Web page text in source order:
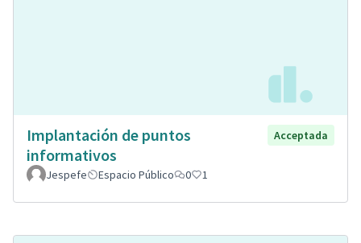
Implantación de puntos
informativos
Acceptada
Jespefe Espacio Público 0 1